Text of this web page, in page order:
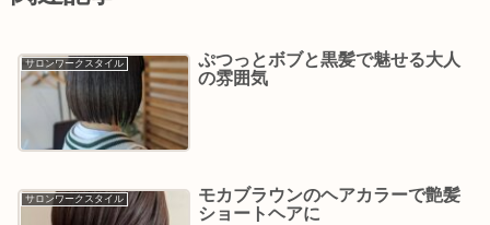
サロンワークスタイル
ぷつっとボブと黒髪で魅せる大人
の雰囲気
サロンワークスタイル
モカブラウンのヘアカラーで艶髪
ショートヘアに